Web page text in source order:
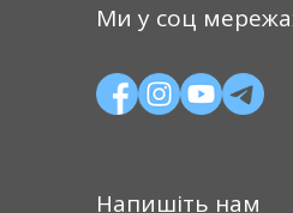
Ми у соц
Напишіть нам